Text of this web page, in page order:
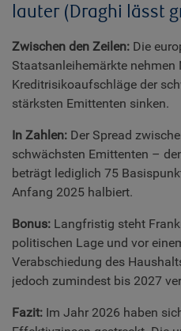
lauter (Draghi lässt
Zwischen den Zeilen: Die
Staatsanleihemärkte nehmen
Kreditrisikoaufschläge der
stärksten Emittenten sinken.
In Zahlen: Der Spread
schwächsten Emittenten –
beträgt lediglich 75
Anfang 2025 halbiert.
Bonus: Langfristig steht
politischen Lage und vor
Verabschiedung des
jedoch zumindest bis 2027
Fazit: Im Jahr 2026 haben